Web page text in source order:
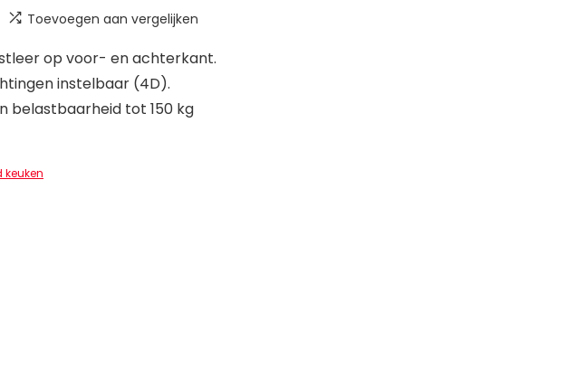
Toevoegen aan vergelijken
op voor- en achterkant.
instelbaar (4D).
belastbaarheid tot 150 kg
keuken